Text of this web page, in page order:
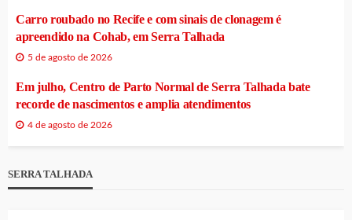
Carro roubado no Recife e com sinais de clonagem é
apreendido na Cohab, em Serra Talhada
5 de agosto de 2026
Em julho, Centro de Parto Normal de Serra Talhada bate
recorde de nascimentos e amplia atendimentos
4 de agosto de 2026
SERRA TALHADA